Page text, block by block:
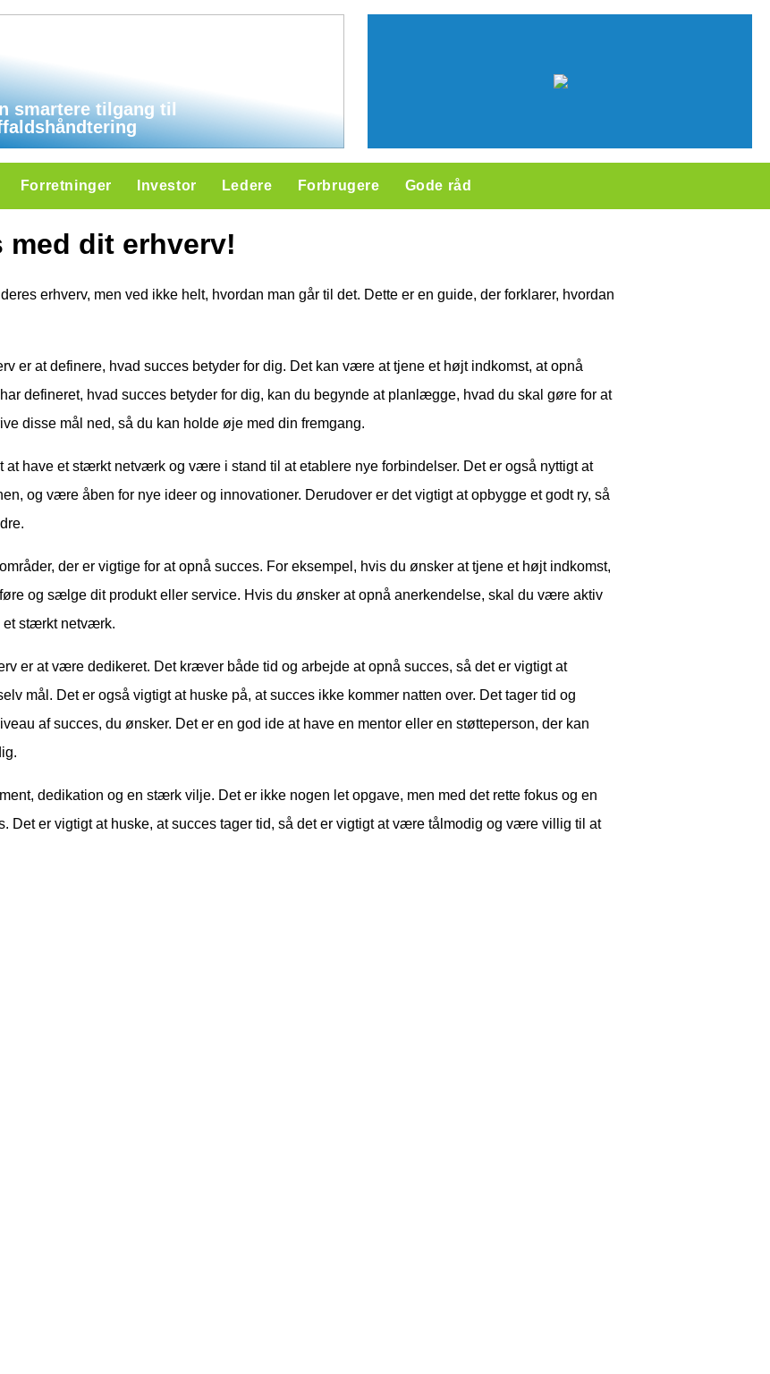
smartere tilgang til
Forretninger Investor Ledere Forbrugere Gode råd
med dit erhverv!
erhverv, men ved ikke helt, hvordan man går til det. Dette er en guide, der forklarer, hvordan
er at definere, hvad succes betyder for dig. Det kan være at tjene et højt indkomst, at opnå
defineret, hvad succes betyder for dig, kan du begynde at planlægge, hvad du skal gøre for at
disse mål ned, så du kan holde øje med din fremgang.
at have et stærkt netværk og være i stand til at etablere nye forbindelser. Det er også nyttigt at
og være åben for nye ideer og innovationer. Derudover er det vigtigt at opbygge et godt ry, så
der er vigtige for at opnå succes. For eksempel, hvis du ønsker at tjene et højt indkomst,
og sælge dit produkt eller service. Hvis du ønsker at opnå anerkendelse, skal du være aktiv
et stærkt netværk.
er at være dedikeret. Det kræver både tid og arbejde at opnå succes, så det er vigtigt at
mål. Det er også vigtigt at huske på, at succes ikke kommer natten over. Det tager tid og
af succes, du ønsker. Det er en god ide at have en mentor eller en støtteperson, der kan
dedikation og en stærk vilje. Det er ikke nogen let opgave, men med det rette fokus og en
Det er vigtigt at huske, at succes tager tid, så det er vigtigt at være tålmodig og være villig til at